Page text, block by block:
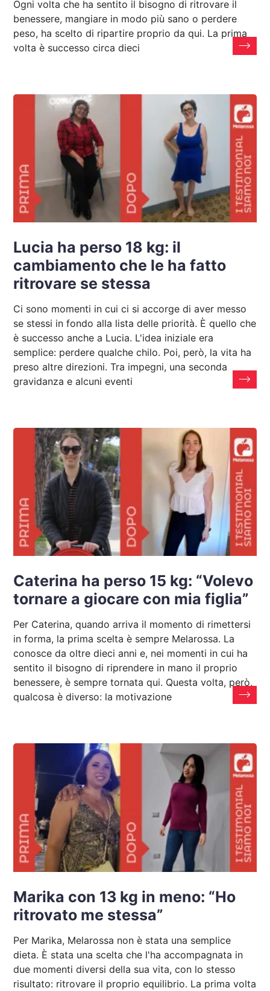
Ogni volta che ha sentito il bisogno di ritrovare il
benessere, mangiare in modo più sano o perdere
peso, ha scelto di ripartire proprio da qui. La prima
volta è successo circa dieci
Lucia ha perso 18 kg: il
cambiamento che le ha fatto
ritrovare se stessa
Ci sono momenti in cui ci si accorge di aver messo
se stessi in fondo alla lista delle priorità. È quello che
è successo anche a Lucia. L'idea iniziale era
semplice: perdere qualche chilo. Poi, però, la vita ha
preso altre direzioni. Tra impegni, una seconda
gravidanza e alcuni eventi
Caterina ha perso 15 kg: “Volevo
tornare a giocare con mia figlia”
Per Caterina, quando arriva il momento di rimettersi
in forma, la prima scelta è sempre Melarossa. La
conosce da oltre dieci anni e, nei momenti in cui ha
sentito il bisogno di riprendere in mano il proprio
benessere, è sempre tornata qui. Questa volta, però,
qualcosa è diverso: la motivazione
Marika con 13 kg in meno: “Ho
ritrovato me stessa”
Per Marika, Melarossa non è stata una semplice
dieta. È stata una scelta che l'ha accompagnata in
due momenti diversi della sua vita, con lo stesso
risultato: ritrovare il proprio equilibrio. La prima volta